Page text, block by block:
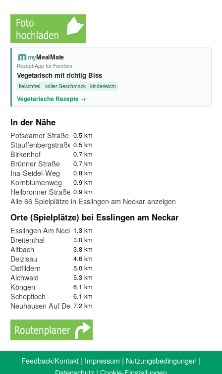
myMealMate
Rezept-App für Familien
Vegetarisch mit richtig Biss
fleischfrei voller Geschmack kinderleicht
Vegetarische Rezepte →
In der Nähe
Potsdamer Straße 0.5 km
Stauffenbergstraße 0.5 km
Birkenhof 0.7 km
Brünner Straße 0.7 km
Ina-Seidel-Weg 0.8 km
Kornblumenweg 0.9 km
Heilbronner Straße 0.9 km
Alle 66 Spielplätze in Esslingen am Neckar anzeigen
Orte (Spielplätze) bei Esslingen am Neckar
Esslingen Am Neckar1.3 km
Breitenthal 3.0 km
Altbach 3.8 km
Deizisau 4.6 km
Ostfildern 5.0 km
Aichwald 5.3 km
Köngen 6.1 km
Schopfloch 6.1 km
Neuhausen Auf Den Fildern
7.2 km
Feedback/Kontakt | Impressum | Nutzungsbedingungen |